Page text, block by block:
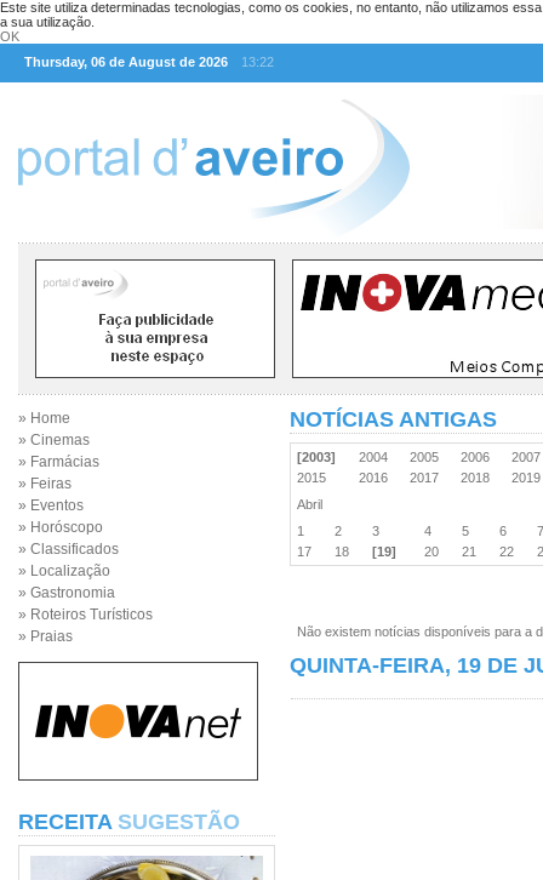
Este site utiliza determinadas tecnologias, como os cookies, no entanto, não utilizamos
a sua utilização.
OK
Thursday, 06 de August de 2026
13:22
» Home
» Cinemas
» Farmácias
» Feiras
» Eventos
» Horóscopo
» Classificados
» Localização
» Gastronomia
» Roteiros Turísticos
» Praias
RECEITA SUGESTÃO
NOTÍCIAS ANTIGAS
[2003] 2004 2005 2006
2015
2016 2017 2018
Abril
1
2 3 4 5 6
17
18 [19] 20 21 22
Não existem notícias disponíveis para a
QUINTA-FEIRA, 19 DE